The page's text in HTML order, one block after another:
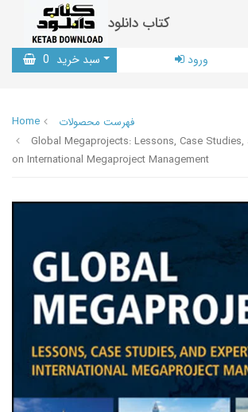
کتاب دانلود
سبد خرید 0 ورود
Home
فهرست محصولات
Global Megaprojects: Lessons, Case Studies,
on International Megaproject Management